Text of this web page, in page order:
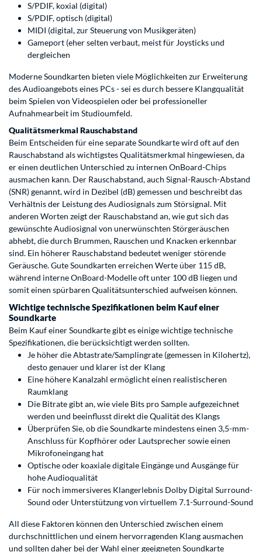
S/PDIF, koxial (digital)
S/PDIF, optisch (digital)
MIDI (digital, zur Steuerung von Musikgeräten)
Gameport (eher selten verbaut, meist für Joysticks und
dergleichen
Moderne Soundkarten bieten viele Möglichkeiten zur Erweiterung
des Audioangebots eines PCs - sei es durch bessere Klangqualität
beim Spielen von Videospielen oder bei professioneller
Aufnahmearbeit im Studioumfeld.
Qualitätsmerkmal Rauschabstand
Beim Entscheiden für eine separate Soundkarte wird oft auf den
Rauschabstand als wichtigstes Qualitätsmerkmal hingewiesen, da
er einen deutlichen Unterschied zu internen OnBoard-Chips
ausmachen kann. Der Rauschabstand, auch Signal-Rausch-Abstand
(SNR) genannt, wird in Dezibel (dB) gemessen und beschreibt das
Verhältnis der Leistung des Audiosignals zum Störsignal. Mit
anderen Worten zeigt der Rauschabstand an, wie gut sich das
gewünschte Audiosignal von unerwünschten Störgeräuschen
abhebt, die durch Brummen, Rauschen und Knacken erkennbar
sind. Ein höherer Rauschabstand bedeutet weniger störende
Geräusche. Gute Soundkarten erreichen Werte über 115 dB,
während interne OnBoard-Modelle oft unter 100 dB liegen und
somit einen spürbaren Qualitätsunterschied aufweisen können.
Wichtige technische Spezifikationen beim Kauf einer
Soundkarte
Beim Kauf einer Soundkarte gibt es einige wichtige technische
Spezifikationen, die berücksichtigt werden sollten.
Je höher die Abtastrate/Samplingrate (gemessen in Kilohertz),
desto genauer und klarer ist der Klang
Eine höhere Kanalzahl ermöglicht einen realistischeren
Raumklang
Die Bitrate gibt an, wie viele Bits pro Sample aufgezeichnet
werden und beeinflusst direkt die Qualität des Klangs
Überprüfen Sie, ob die Soundkarte mindestens einen 3,5-mm-
Anschluss für Kopfhörer oder Lautsprecher sowie einen
Mikrofoneingang hat
Optische oder koaxiale digitale Eingänge und Ausgänge für
hohe Audioqualität
Für noch immersiveres Klangerlebnis Dolby Digital Surround-
Sound oder Unterstützung von virtuellem 7.1-Surround-Sound
All diese Faktoren können den Unterschied zwischen einem
durchschnittlichen und einem hervorragenden Klang ausmachen
und sollten daher bei der Wahl einer geeigneten Soundkarte